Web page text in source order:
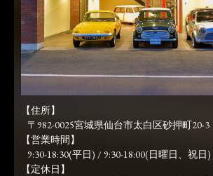
【住所】
〒982-0025宮城県仙台市太白区砂押町20-3
【営業時間】
9:30-18:30(平日) / 9:30-18:00(日曜日、祝日)
【定休日】